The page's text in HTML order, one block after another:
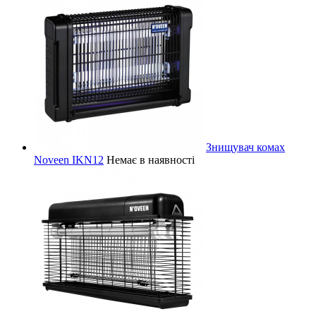
Знищувач комах
Noveen IKN12 Немає в наявності